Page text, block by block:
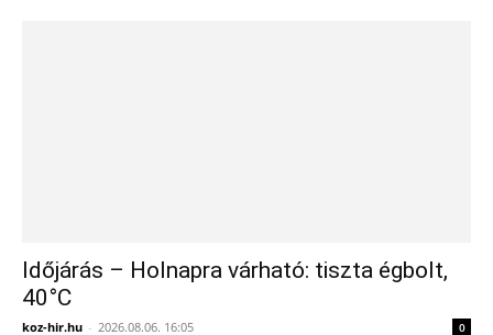
Időjárás – Holnapra várható: tiszta égbolt,
40°C
koz-hir.hu - 2026.08.06. 16:05 0